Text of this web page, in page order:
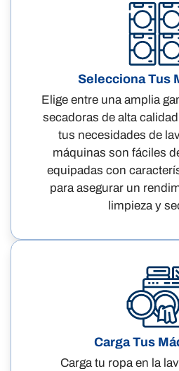
Selecciona Tus
Elige entre una amplia
secadoras de alta
tus necesidades de
máquinas son fáciles
equipadas con
para asegurar un
limpieza y
Carga Tus
Carga tu ropa en la